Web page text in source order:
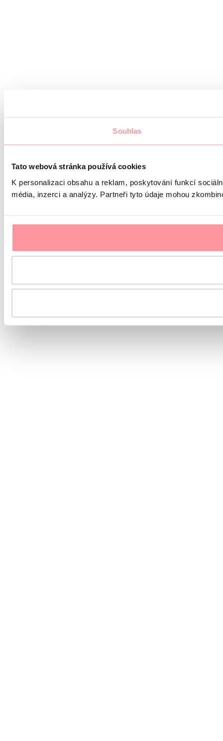
Souhlas
Tato webová stránka používá cookies
K personalizaci obsahu a reklam, poskytování funkcí
média, inzerci a analýzy. Partneři tyto údaje mohou